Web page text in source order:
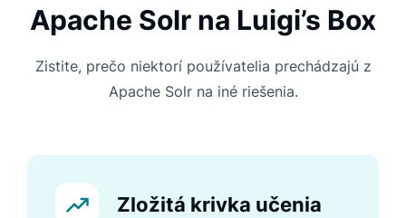
Apache Solr na Luigi’s Box
Zistite, prečo niektorí používatelia prechádzajú z
Apache Solr na iné riešenia.
Zložitá krivka učenia